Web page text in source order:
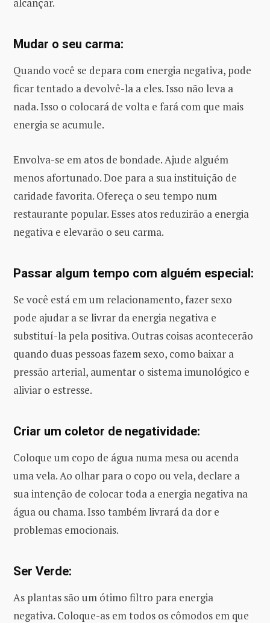
alcançar.
Mudar o seu carma:
Quando você se depara com energia negativa, pode
ficar tentado a devolvê-la a eles. Isso não leva a
nada. Isso o colocará de volta e fará com que mais
energia se acumule.
Envolva-se em atos de bondade. Ajude alguém
menos afortunado. Doe para a sua instituição de
caridade favorita. Ofereça o seu tempo num
restaurante popular. Esses atos reduzirão a energia
negativa e elevarão o seu carma.
Passar algum tempo com alguém especial:
Se você está em um relacionamento, fazer sexo
pode ajudar a se livrar da energia negativa e
substituí-la pela positiva. Outras coisas acontecerão
quando duas pessoas fazem sexo, como baixar a
pressão arterial, aumentar o sistema imunológico e
aliviar o estresse.
Criar um coletor de negatividade:
Coloque um copo de água numa mesa ou acenda
uma vela. Ao olhar para o copo ou vela, declare a
sua intenção de colocar toda a energia negativa na
água ou chama. Isso também livrará da dor e
problemas emocionais.
Ser Verde:
As plantas são um ótimo filtro para energia
negativa. Coloque-as em todos os cômodos em que